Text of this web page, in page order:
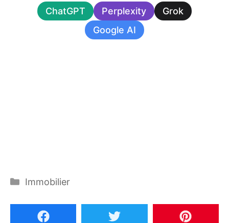
ChatGPT Perplexity
Grok
Google AI
Catégories
Immobilier